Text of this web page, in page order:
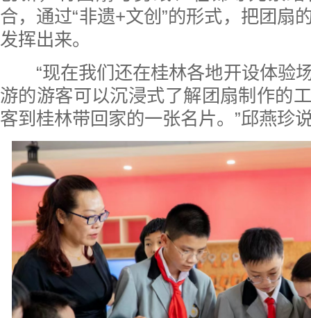
合，通过“非遗+文创”的形式，把团扇
发挥出来。
“现在我们还在桂林各地开设体验
游的游客可以沉浸式了解团扇制作的
客到桂林带回家的一张名片。”邱燕珍